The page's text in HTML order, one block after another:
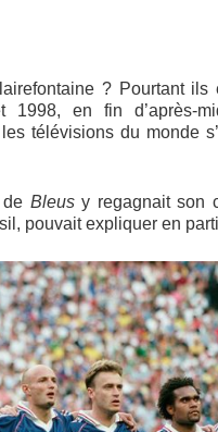
? Pourtant
en fin d’après-
télévisions du monde
Bleusy regagnait son
pouvait expliquer en